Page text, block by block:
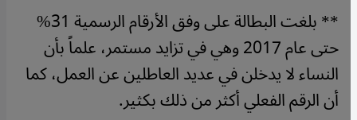
** بلغت البطالة على وفق الأرقام الرسمية 31%
حتى عام 2017 وهي في تزايد مستمر، علماً بأن
النساء لا يدخلن في عديد العاطلين عن العمل، كما
أن الرقم الفعلي أكثر من ذلك بكثير.